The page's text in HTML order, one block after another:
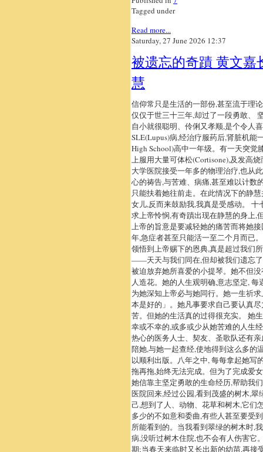
Tagged under
Read more...
Saturday, 27 June 2026 12:37
被遗忘的奇蹟 黄文嘉
慧
信仰常只是生活的一部份,甚至流于理
仅仅于世三十三年,却过了一段勇敢、
自小就很聪明、伶俐又孝顺,是个令人
SLE(Lupus)病,经治疗服药后,肾脏机
High School)高中一年级。有一天突觉
上服用大量可体松(Cortisone),及发高
大学医院接受一年多的物理治疗,也从
心的祷告,与苦难、病痛,甚至难以计数
只能扶着她往前走。在此情况下的静
女儿,反而来鼓励我,我真是受感动。
求上帝怜悯,有奇蹟出现在静慧的身上,
上帝的旨意是要减轻她的痛苦而将她
年,急症者甚至只能活一至二个月而已
领悟到上帝赐下的恩典,真是超过我们
——天天与我们同在,但却被我们遗忘了
被迫放弃她所喜爱的小提琴。她不但
人造花。她的人生观明确,意志坚定,
为她深知上帝必与她同行。她一生祈
本是好的」。她凡事要求自己要认真
苦。但她的生活真的过得很充实。 她
幸或不幸的,或多或少从她苦难的人生
热心的医务人士、契友、圣歌队还有
陪她,与她一起查经,使地得到这么多的
以顺利出版。八年之中, 每每拿起她写
拖再拖,始终无法完成。但为了完成爱
她信靠主坚定勇敢的生命经历,帮助我
医院回来,经过公园,看到茂盛的树木,
己,想到了人、动物、花草和树木,它们
多少的不如意和委曲,有些人甚至要受
所能看到的。当我看到翠绿的树木时,
病,没听过树木住院,也不会有人伤害它
期;当春天来临时又长出新的幼苗,再接